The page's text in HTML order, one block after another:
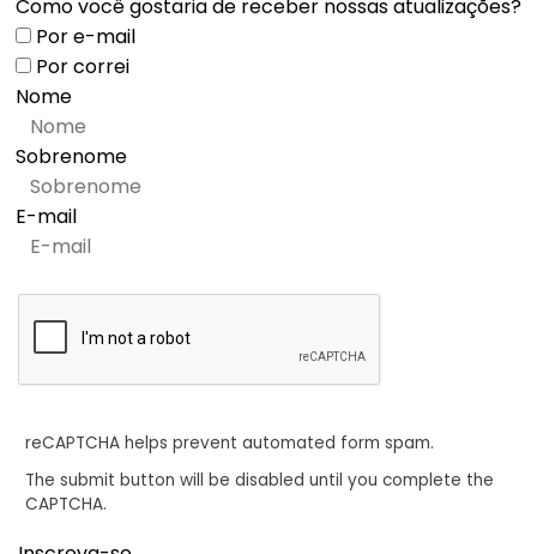
Como você gostaria de receber nossas atualizações?
Por e-mail
Por correi
Nome
Sobrenome
E-mail
reCAPTCHA helps prevent automated form spam.
The submit button will be disabled until you complete the
CAPTCHA.